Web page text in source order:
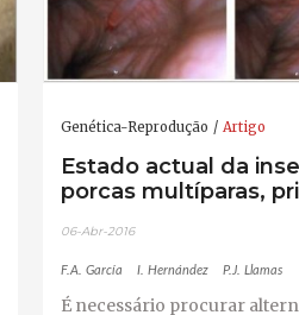
Genética-Reprodução Artigo
Estado actual da
porcas multíparas,
06-Abr-2016
F.A. García I. Hernández P.J. Llamas
É necessário procurar